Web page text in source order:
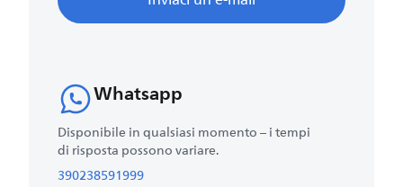
Whatsapp
Disponibile in qualsiasi momento – i tempi
di risposta possono variare.
390238591999